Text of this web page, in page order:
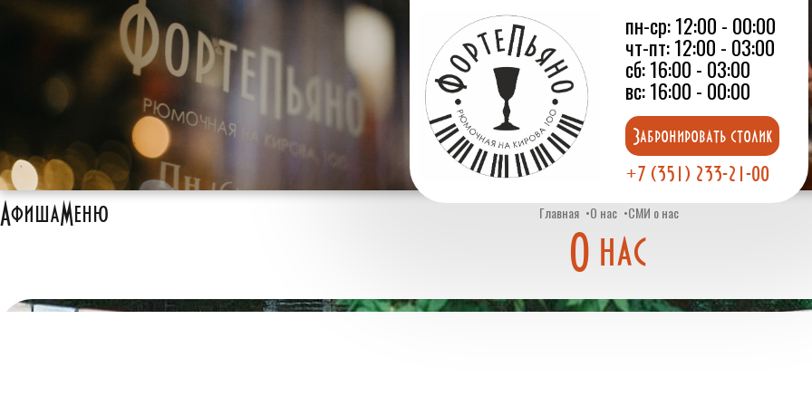
пн-ср: 12:00 - 00:00
чт-пт: 12:00 - 03:00
сб: 16:00 - 03:00
вс: 16:00 - 00:00
Забронировать столик
+7 (351) 233-21-00
АфишаМеню Главная О нас СМИ о нас
О нас